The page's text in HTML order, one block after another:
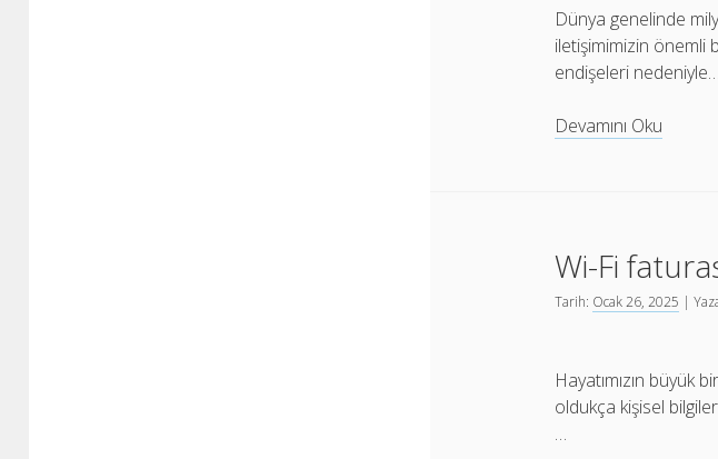
Dünya genelinde
iletişimimizin önemli
endişeleri nedeniyle…
Devamını Oku
Wi-Fi
Tarih: Ocak 26, 2025 |
Hayatımızın
oldukça kişisel
…